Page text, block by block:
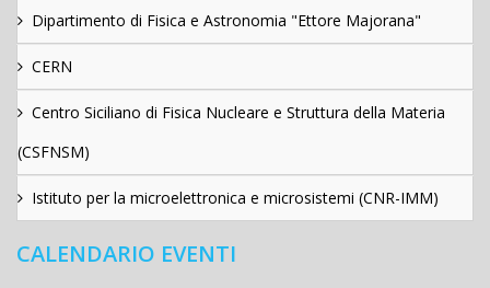
Dipartimento di Fisica e Astronomia "Ettore Majorana"
CERN
Centro Siciliano di Fisica Nucleare e Struttura della Materia
(CSFNSM)
Istituto per la microelettronica e microsistemi (CNR-IMM)
CALENDARIO EVENTI